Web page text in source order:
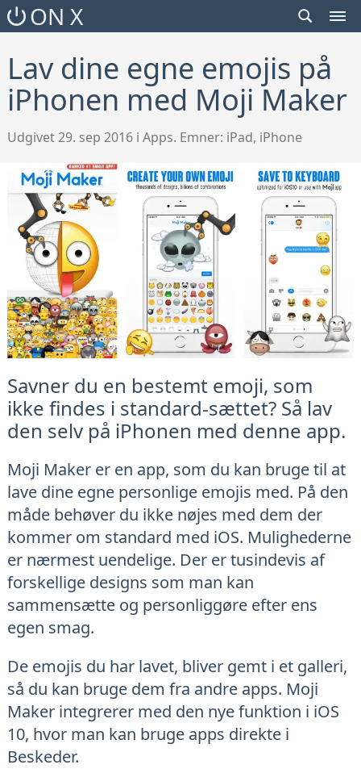
ON X
TOGGLE
Lav dine egne emojis på
iPhonen med Moji Maker
Udgivet 29. sep 2016 i Apps. Emner: iPad, iPhone
Savner du en bestemt emoji, som
ikke findes i standard-sættet? Så lav
den selv på iPhonen med denne app.
Moji Maker er en app, som du kan bruge til at
lave dine egne personlige emojis med. På den
måde behøver du ikke nøjes med dem der
kommer om standard med iOS. Mulighederne
er nærmest uendelige. Der er tusindevis af
forskellige designs som man kan
sammensætte og personliggøre efter ens
egen smag.
De emojis du har lavet, bliver gemt i et galleri,
så du kan bruge dem fra andre apps. Moji
Maker integrerer med den nye funktion i iOS
10, hvor man kan bruge apps direkte i
Beskeder.